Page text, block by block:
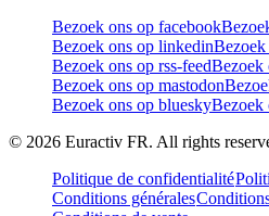
Bezoek ons op facebook
Bezoek ons op linkedin
Bezoek ons op rss-feedBezoek
Bezoek ons op mastodon
Bezoek ons op blueskyBezoek
© 2026 Euractiv FR. All rights
Politique de confidentialité
Conditions générales